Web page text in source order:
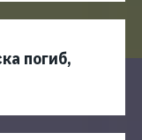
погиб,